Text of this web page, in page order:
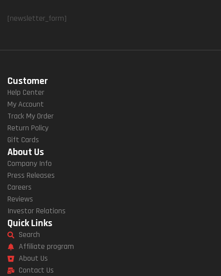
[newsletter_form]
Customer
Help Center
My Account
Track My Order
Return Policy
Gift Cards
About Us
Company Info
Press Releases
Careers
Reviews
Investor Relations
Quick Links
Search
Affiliate program
About Us
Contact Us